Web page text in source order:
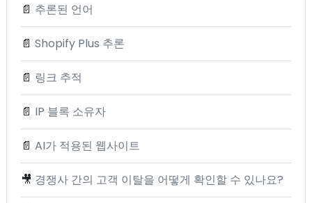
📄 추론된 언어
📄 Shopify Plus 추론
📄 링크 추적
📄 IP 블록 소유자
📄 AI가 적용된 웹사이트
🎥 경쟁사 간의 고객 이탈을 어떻게 확인할 수 있나요?